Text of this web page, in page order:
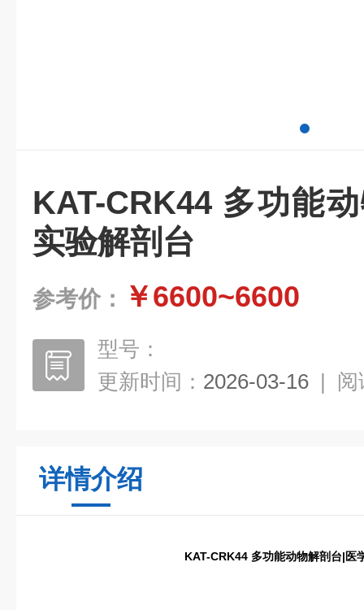
KAT-CRK44 多功能
实验解剖台
参考价： ￥6600~6600
型号：
更新时间： 2026-03-16 | 阅
详情介绍
KAT-CRK44 多功能动物解剖台|医